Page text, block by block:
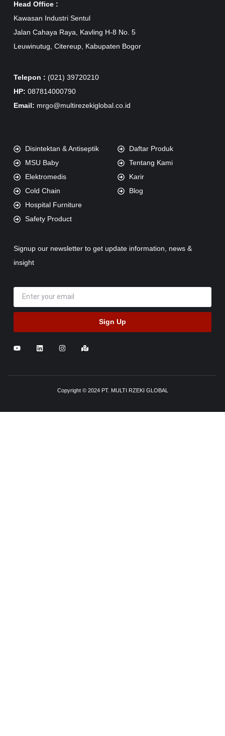
Head Office :
Kawasan Industri Sentul
Jalan Cahaya Raya, Kavling H-8 No. 5
Leuwinutug, Citereup, Kabupaten Bogor
Telepon : (021) 39720210
HP: 087814000790
Email: mrgo@multirezekiglobal.co.id
Disintektan & Antiseptik
MSU Baby
Elektromedis
Cold Chain
Hospital Furniture
Safety Product
Daftar Produk
Tentang Kami
Karir
Blog
Signup our newsletter to get update information, news &
insight
Sign Up
Copyright © 2024 PT. MULTI RZEKI GLOBAL